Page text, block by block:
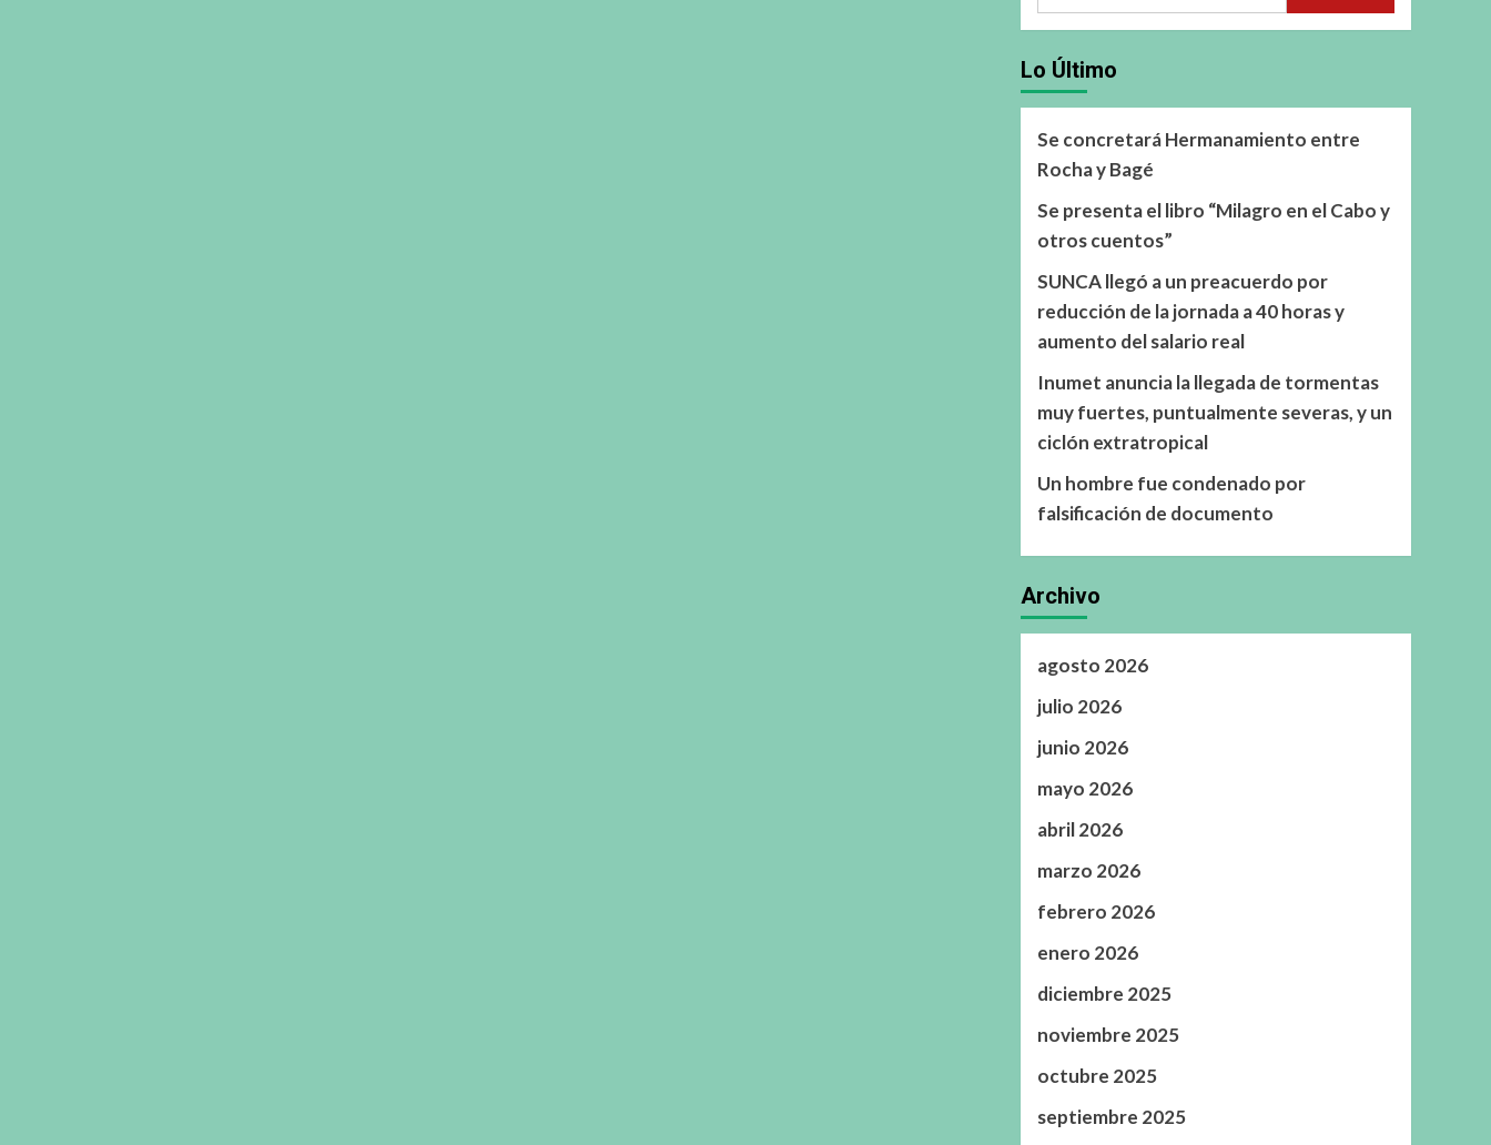
Lo Último
Se concretará Hermanamiento entre
Rocha y Bagé
Se presenta el libro “Milagro en el Cabo y
otros cuentos”
SUNCA llegó a un preacuerdo por
reducción de la jornada a 40 horas y
aumento del salario real
Inumet anuncia la llegada de tormentas
muy fuertes, puntualmente severas, y un
ciclón extratropical
Un hombre fue condenado por
falsificación de documento
Archivo
agosto 2026
julio 2026
junio 2026
mayo 2026
abril 2026
marzo 2026
febrero 2026
enero 2026
diciembre 2025
noviembre 2025
octubre 2025
septiembre 2025